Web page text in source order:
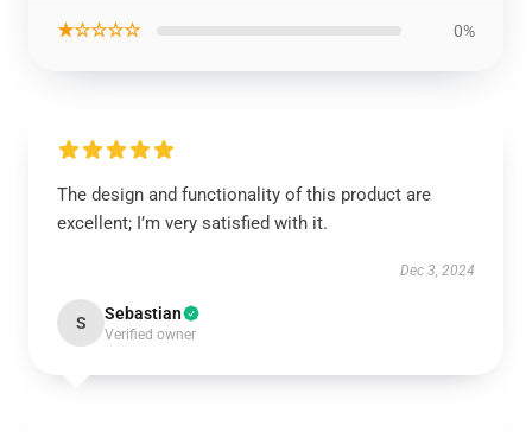
★☆☆☆☆ 0%
The design and functionality of this product are
excellent; I’m very satisfied with it.
Dec 3, 2024
S Sebastian
Verified owner